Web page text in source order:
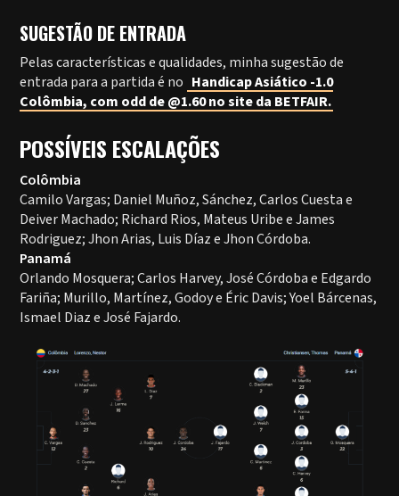
SUGESTÃO DE ENTRADA
Pelas características e qualidades, minha sugestão de
entrada para a partida é no Handicap Asiático -1.0
Colômbia, com odd de @1.60 no site da BETFAIR.
POSSÍVEIS ESCALAÇÕES
Colômbia
Camilo Vargas; Daniel Muñoz, Sánchez, Carlos Cuesta e
Deiver Machado; Richard Rios, Mateus Uribe e James
Rodriguez; Jhon Arias, Luis Díaz e Jhon Córdoba.
Panamá
Orlando Mosquera; Carlos Harvey, José Córdoba e Edgardo
Fariña; Murillo, Martínez, Godoy e Éric Davis; Yoel Bárcenas,
Ismael Diaz e José Fajardo.